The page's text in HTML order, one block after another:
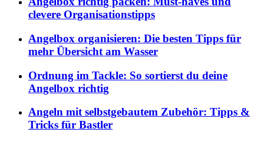
clevere Organisationstipps
Angelbox organisieren: Die besten Tipps für
mehr Übersicht am Wasser
Ordnung im Tackle: So sortierst du deine
Angelbox richtig
Angeln mit selbstgebautem Zubehör: Tipps &
Tricks für Bastler